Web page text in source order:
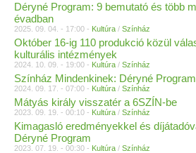
Déryné Program: 9 bemutató és több
évadban
2025. 09. 04. - 17:00 - Kultúra / Színház
Október 16-ig 110 produkció közül
kulturális intézmények
2024. 10. 09. - 19:00 - Kultúra / Színház
Színház Mindenkinek: Déryné
2024. 09. 17. - 07:00 - Kultúra / Színház
Mátyás király visszatér a 6SZÍN-be
2023. 09. 19. - 00:10 - Kultúra / Színház
Kimagasló eredményekkel és
Déryné Program
2023. 07. 19. - 00:30 - Kultúra / Színház